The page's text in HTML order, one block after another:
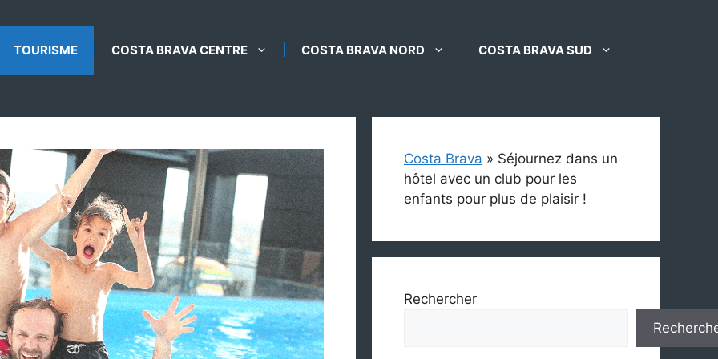
TOURISME COSTA BRAVA CENTRE COSTA BRAVA NORD COSTA BRAVA SUD
Costa Brava » Séjournez dans un
hôtel avec un club pour les
enfants pour plus de plaisir !
Rechercher